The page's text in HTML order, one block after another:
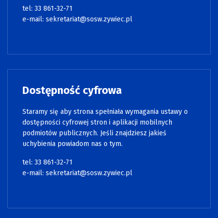
tel: 33 861-32-71
e-mail: sekretariat@sosw.zywiec.pl
Dostępność cyfrowa
Staramy się aby strona spełniała wymagania ustawy o
dostępności cyfrowej stron i aplikacji mobilnych
podmiotów publicznych. Jeśli znajdziesz jakieś
uchybienia powiadom nas o tym.
tel: 33 861-32-71
e-mail: sekretariat@sosw.zywiec.pl